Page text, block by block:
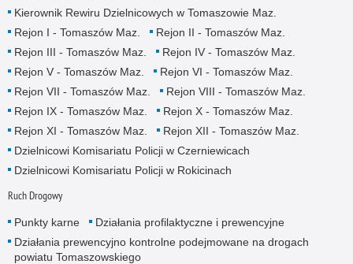
Kierownik Rewiru Dzielnicowych w Tomaszowie Maz.
Rejon I - Tomaszów Maz.
Rejon II - Tomaszów Maz.
Rejon III - Tomaszów Maz.
Rejon IV - Tomaszów Maz.
Rejon V - Tomaszów Maz.
Rejon VI - Tomaszów Maz.
Rejon VII - Tomaszów Maz.
Rejon VIII - Tomaszów Maz.
Rejon IX - Tomaszów Maz.
Rejon X - Tomaszów Maz.
Rejon XI - Tomaszów Maz.
Rejon XII - Tomaszów Maz.
Dzielnicowi Komisariatu Policji w Czerniewicach
Dzielnicowi Komisariatu Policji w Rokicinach
Ruch Drogowy
Punkty karne
Działania profilaktyczne i prewencyjne
Działania prewencyjno kontrolne podejmowane na drogach
powiatu Tomaszowskiego